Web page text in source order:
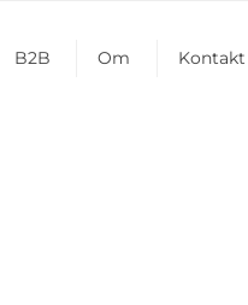
B2B Om Kontakt